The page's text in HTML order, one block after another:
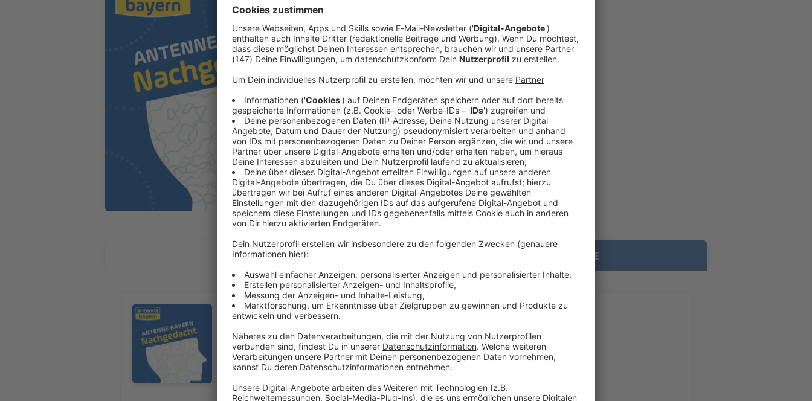
Nachgedacht
Nachgedacht: Die Muminfamilie
Inhalt teilen:
ALLE FOLGEN ANDERE INHALTE
Audiotitel - Nachgedacht: Glaubensentdecker
Nachgedacht: Glaubensentdecker
05.08.2026 22:00 / 2min